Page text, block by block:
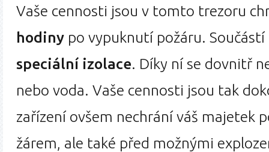
Vaše cennosti jsou v tomto trezoru
hodiny po vypuknutí požáru.
speciální izolace. Díky ní se dovnitř
nebo voda. Vaše cennosti jsou tak
zařízení ovšem nechrání váš majetek
žárem, ale také před možnými